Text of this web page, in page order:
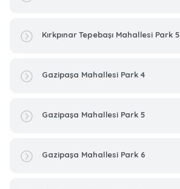
Kırkpınar Tepebaşı Mahallesi Park 5
Gazipaşa Mahallesi Park 4
Gazipaşa Mahallesi Park 5
Gazipaşa Mahallesi Park 6